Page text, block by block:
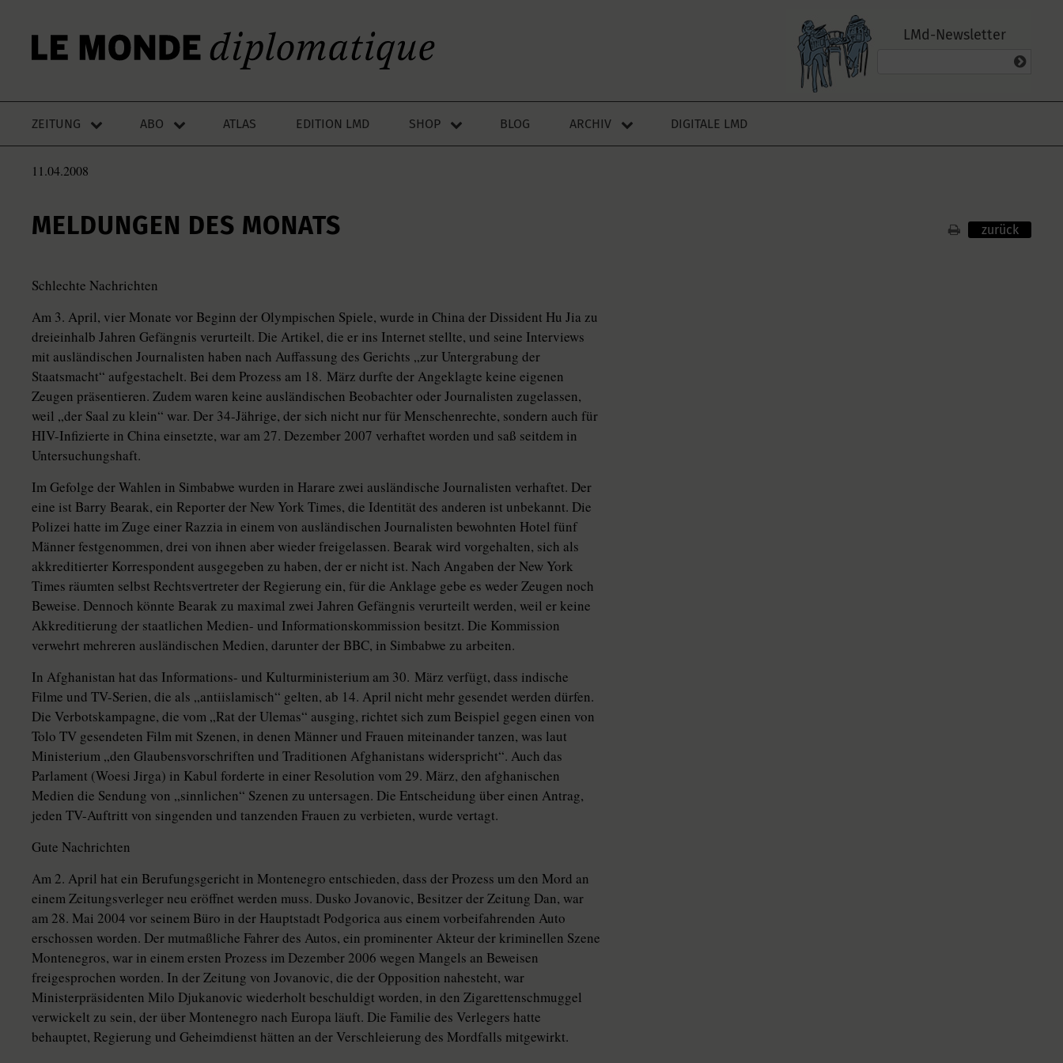
LMd-Newsletter
ZEITUNG ABO ATLAS EDITION LMD SHOP BLOG ARCHIV DIGITALE LMD
11.04.2008
MELDUNGEN DES MONATS zurück
Schlechte Nachrichten
Am 3. April, vier Monate vor Beginn der Olympischen Spiele, wurde in China der Dissident Hu Jia zu
dreieinhalb Jahren Gefängnis verurteilt. Die Artikel, die er ins Internet stellte, und seine Interviews
mit ausländischen Journalisten haben nach Auffassung des Gerichts „zur Untergrabung der
Staatsmacht“ aufgestachelt. Bei dem Prozess am 18. März durfte der Angeklagte keine eigenen
Zeugen präsentieren. Zudem waren keine ausländischen Beobachter oder Journalisten zugelassen,
weil „der Saal zu klein“ war. Der 34-Jährige, der sich nicht nur für Menschenrechte, sondern auch für
HIV-Infizierte in China einsetzte, war am 27. Dezember 2007 verhaftet worden und saß seitdem in
Untersuchungshaft.
Im Gefolge der Wahlen in Simbabwe wurden in Harare zwei ausländische Journalisten verhaftet. Der
eine ist Barry Bearak, ein Reporter der New York Times, die Identität des anderen ist unbekannt. Die
Polizei hatte im Zuge einer Razzia in einem von ausländischen Journalisten bewohnten Hotel fünf
Männer festgenommen, drei von ihnen aber wieder freigelassen. Bearak wird vorgehalten, sich als
akkreditierter Korrespondent ausgegeben zu haben, der er nicht ist. Nach Angaben der New York
Times räumten selbst Rechtsvertreter der Regierung ein, für die Anklage gebe es weder Zeugen noch
Beweise. Dennoch könnte Bearak zu maximal zwei Jahren Gefängnis verurteilt werden, weil er keine
Akkreditierung der staatlichen Medien- und Informationskommission besitzt. Die Kommission
verwehrt mehreren ausländischen Medien, darunter der BBC, in Simbabwe zu arbeiten.
In Afghanistan hat das Informations- und Kulturministerium am 30. März verfügt, dass indische
Filme und TV-Serien, die als „antiislamisch“ gelten, ab 14. April nicht mehr gesendet werden dürfen.
Die Verbotskampagne, die vom „Rat der Ulemas“ ausging, richtet sich zum Beispiel gegen einen von
Tolo TV gesendeten Film mit Szenen, in denen Männer und Frauen miteinander tanzen, was laut
Ministerium „den Glaubensvorschriften und Traditionen Afghanistans widerspricht“. Auch das
Parlament (Woesi Jirga) in Kabul forderte in einer Resolution vom 29. März, den afghanischen
Medien die Sendung von „sinnlichen“ Szenen zu untersagen. Die Entscheidung über einen Antrag,
jeden TV-Auftritt von singenden und tanzenden Frauen zu verbieten, wurde vertagt.
Gute Nachrichten
Am 2. April hat ein Berufungsgericht in Montenegro entschieden, dass der Prozess um den Mord an
einem Zeitungsverleger neu eröffnet werden muss. Dusko Jovanovic, Besitzer der Zeitung Dan, war
am 28. Mai 2004 vor seinem Büro in der Hauptstadt Podgorica aus einem vorbeifahrenden Auto
erschossen worden. Der mutmaßliche Fahrer des Autos, ein prominenter Akteur der kriminellen Szene
Montenegros, war in einem ersten Prozess im Dezember 2006 wegen Mangels an Beweisen
freigesprochen worden. In der Zeitung von Jovanovic, die der Opposition nahesteht, war
Ministerpräsidenten Milo Djukanovic wiederholt beschuldigt worden, in den Zigarettenschmuggel
verwickelt zu sein, der über Montenegro nach Europa läuft. Die Familie des Verlegers hatte
behauptet, Regierung und Geheimdienst hätten an der Verschleierung des Mordfalls mitgewirkt.